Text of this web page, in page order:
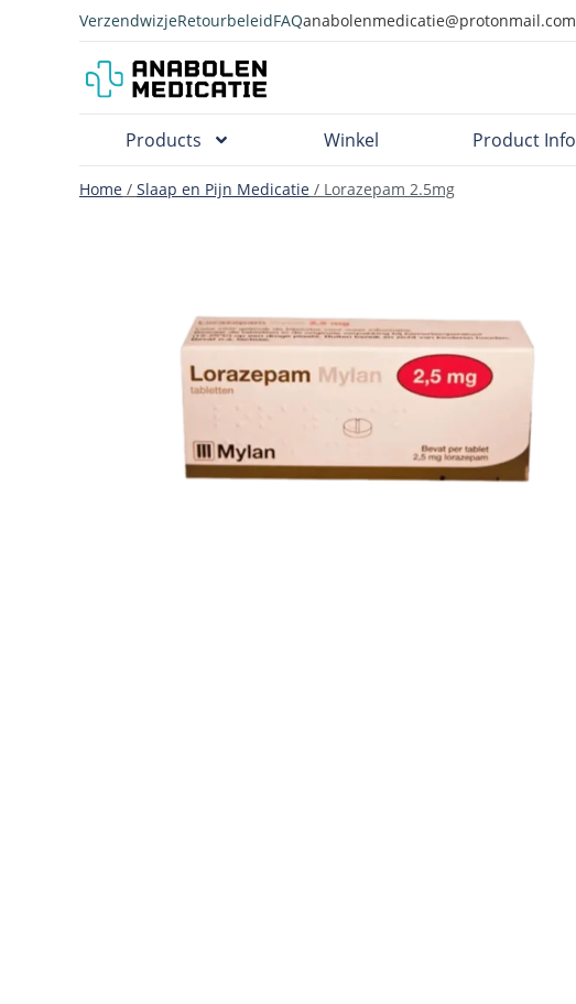
VerzendwizjeRetourbeleidFAQanabolenmedicatie@protonmail.com
Products Winkel Product Info
Home / Slaap en Pijn Medicatie / Lorazepam 2.5mg